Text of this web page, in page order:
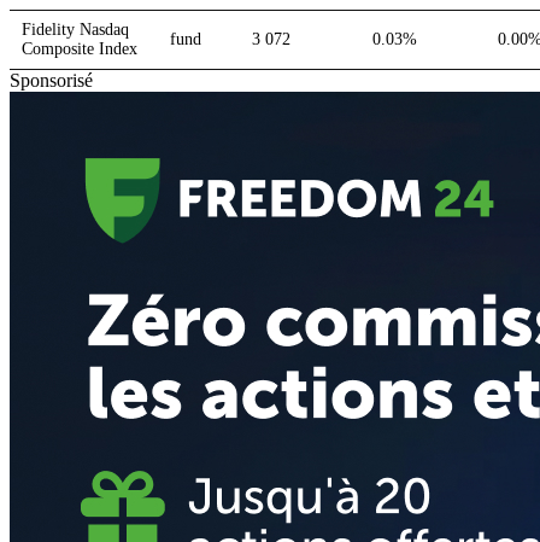
Fidelity Nasdaq
Composite Index
fund 3 072 0.03%
Sponsorisé